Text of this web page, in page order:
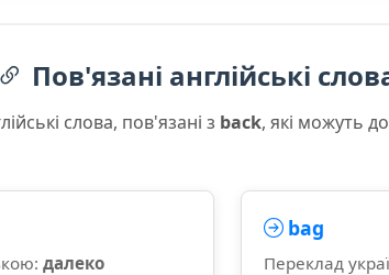
Пов'язані англійські
слова, пов'язані з back, які можуть
далеко
bag
Переклад